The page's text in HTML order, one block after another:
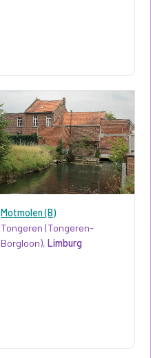
Motmolen (B)
Tongeren (Tongeren-
Borgloon),Limburg